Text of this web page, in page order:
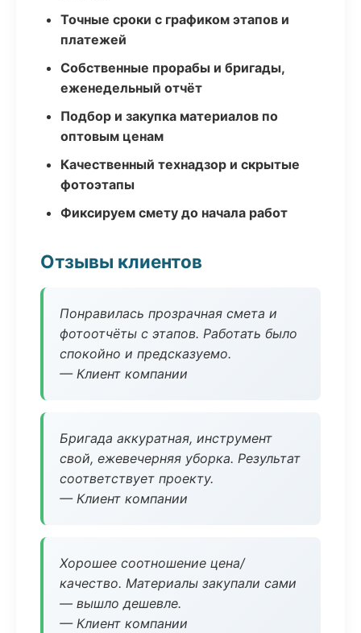
Точные сроки с графиком этапов и
платежей
Собственные прорабы и бригады,
еженедельный отчёт
Подбор и закупка материалов по
оптовым ценам
Качественный технадзор и скрытые
фотоэтапы
Фиксируем смету до начала работ
Отзывы клиентов
Понравилась прозрачная смета и
фотоотчёты с этапов. Работать было
спокойно и предсказуемо.
— Клиент компании
Бригада аккуратная, инструмент
свой, ежевечерняя уборка. Результат
соответствует проекту.
— Клиент компании
Хорошее соотношение цена/
качество. Материалы закупали сами
— вышло дешевле.
— Клиент компании